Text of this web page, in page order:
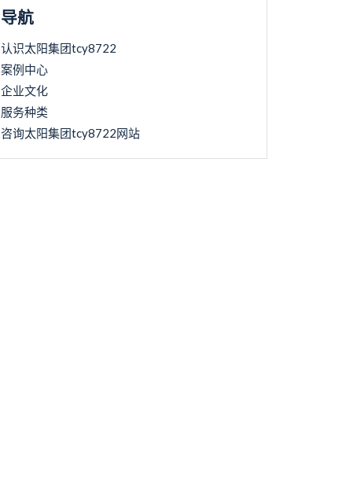
导航
认识太阳集团tcy8722
案例中心
企业文化
服务种类
咨询太阳集团tcy8722网站